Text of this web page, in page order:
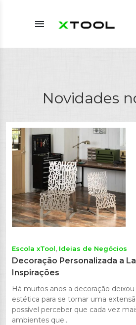
menu
Novidades
Escola xTool Ideias de Negócios
Decoração Personalizada a
Inspirações
Há muitos anos a decoração
estética para se tornar uma
possível perceber que cada vez
ambientes que...